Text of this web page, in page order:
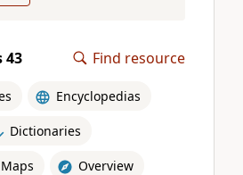
43 Find resource
Encyclopedias
Dictionaries
Maps Overview